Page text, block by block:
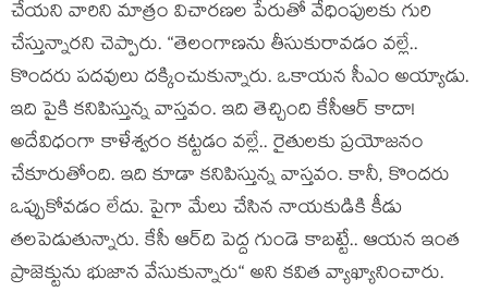
చేయ‌ని వారిని మాత్రం విచార‌ణల పేరుతో వేధింపుల‌కు గురి
చేస్తున్నార‌ని చెప్పారు. “తెలంగాణ‌ను తీసుకురావ‌డం వ‌ల్లే..
కొంద‌రు ప‌దవులు ద‌క్కించుకున్నారు. ఒకాయ‌న సీఎం అయ్యాడు.
ఇది పైకి క‌నిపిస్తున్న వాస్త‌వం. ఇది తెచ్చింది కేసీఆర్ కాదా!
అదేవిధంగా కాళేశ్వ‌రం క‌ట్ట‌డం వ‌ల్లే.. రైతుల‌కు ప్ర‌యోజనం
చేకూరుతోంది. ఇది కూడా క‌నిపిస్తున్న వాస్త‌వం. కానీ, కొంద‌రు
ఒప్పుకోవ‌డం లేదు. పైగా మేలు చేసిన నాయ‌కుడికి కీడు
త‌ల‌పెడుతున్నారు. కేసీ ఆర్‌ది పెద్ద గుండె కాబ‌ట్టే.. ఆయ‌న ఇంత
ప్రాజెక్టును భుజాన వేసుకున్నారు“ అని క‌విత వ్యాఖ్యానించారు.